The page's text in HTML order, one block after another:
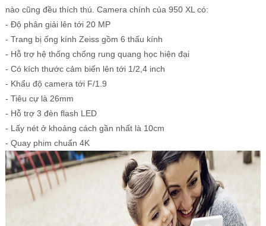
nào cũng đều thích thú. Camera chính của 950 XL có:
- Độ phân giải lên tới 20 MP
- Trang bị ống kính Zeiss gồm 6 thấu kính
- Hỗ trợ hệ thống chống rung quang học hiện đại
- Có kích thước cảm biến lên tới 1/2,4 inch
- Khẩu độ camera tới F/1.9
- Tiêu cự là 26mm
- Hỗ trợ 3 đèn flash LED
- Lấy nét ở khoảng cách gần nhất là 10cm
- Quay phim chuẩn 4K